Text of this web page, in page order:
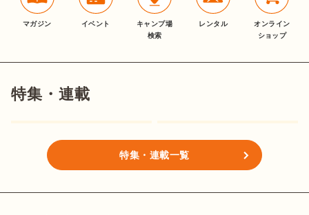
マガジン イベント
キャンプ場
検索
レンタル
オンライン
ショップ
特集・連載
特集・連載一覧